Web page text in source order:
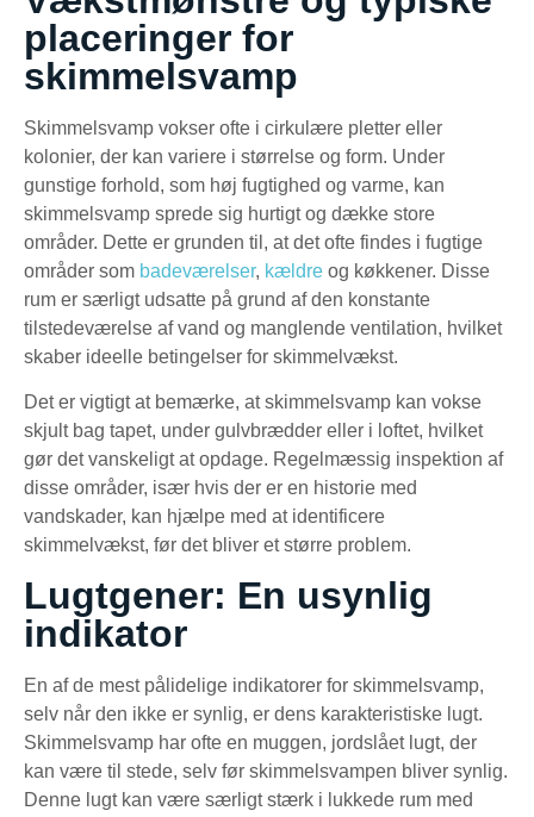
placeringer for
skimmelsvamp
Skimmelsvamp vokser ofte i cirkulære pletter eller
kolonier, der kan variere i størrelse og form. Under
gunstige forhold, som høj fugtighed og varme, kan
skimmelsvamp sprede sig hurtigt og dække store
områder. Dette er grunden til, at det ofte findes i fugtige
områder som badeværelser, kældre og køkkener. Disse
rum er særligt udsatte på grund af den konstante
tilstedeværelse af vand og manglende ventilation, hvilket
skaber ideelle betingelser for skimmelvækst.
Det er vigtigt at bemærke, at skimmelsvamp kan vokse
skjult bag tapet, under gulvbrædder eller i loftet, hvilket
gør det vanskeligt at opdage. Regelmæssig inspektion af
disse områder, især hvis der er en historie med
vandskader, kan hjælpe med at identificere
skimmelvækst, før det bliver et større problem.
Lugtgener: En usynlig
indikator
En af de mest pålidelige indikatorer for skimmelsvamp,
selv når den ikke er synlig, er dens karakteristiske lugt.
Skimmelsvamp har ofte en muggen, jordslået lugt, der
kan være til stede, selv før skimmelsvampen bliver synlig.
Denne lugt kan være særligt stærk i lukkede rum med